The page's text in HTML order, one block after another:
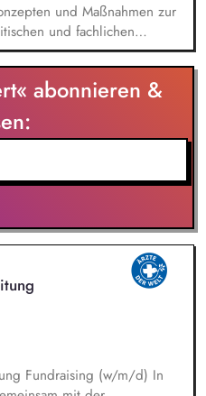
und Maßnahmen zur
und fachlichen
Beratung,
der Haupt- und
der öffentlichen
Begleitung des
Aktionen u.ä.
abonnieren &
Fundraising (w/m/d) In